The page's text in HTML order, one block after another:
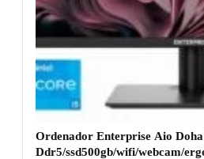
Ordenador Enterprise Aio
Ddr5/ssd500gb/wifi/webcam/